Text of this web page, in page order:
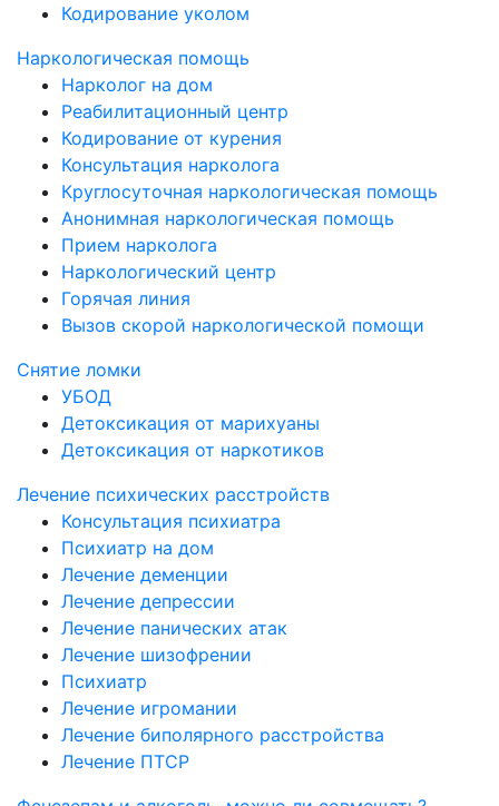
Кодирование уколом
Наркологическая помощь
Нарколог на дом
Реабилитационный центр
Кодирование от курения
Консультация нарколога
Круглосуточная наркологическая помощь
Анонимная наркологическая помощь
Прием нарколога
Наркологический центр
Горячая линия
Вызов скорой наркологической помощи
Снятие ломки
УБОД
Детоксикация от марихуаны
Детоксикация от наркотиков
Лечение психических расстройств
Консультация психиатра
Психиатр на дом
Лечение деменции
Лечение депрессии
Лечение панических атак
Лечение шизофрении
Психиатр
Лечение игромании
Лечение биполярного расстройства
Лечение ПТСР